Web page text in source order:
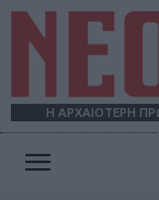
Η ΑΡΧΑΙΟΤΕΡΗ